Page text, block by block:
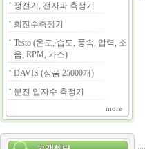
정전기, 전자파 측정기
회전수측정기
Testo (온도, 습도, 풍속, 압력, 소
음, RPM, 가스)
DAVIS (상품 25000개)
분진 입자수 측정기
more